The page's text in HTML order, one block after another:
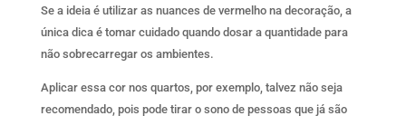
Se a ideia é utilizar as nuances de vermelho na decoração, a
única dica é tomar cuidado quando dosar a quantidade para
não sobrecarregar os ambientes.
Aplicar essa cor nos quartos, por exemplo, talvez não seja
recomendado, pois pode tirar o sono de pessoas que já são